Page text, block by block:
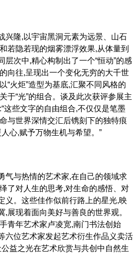
兴隆,以宇宙黑洞元素为远景、山石
若隐若现的烟雾漂浮效果,从体量到
层次中,精心构制出了一个“恒动”的感
向往,呈现出一个变化无穷的大千世
“火炬”造型为基底,汇聚不同风格的
于“光”的组合。谈及此次获评参展主
这些文字的自由组合,不仅仅是笔墨
与世界深情交汇后镌刻下的独特痕
心,赋予万物生机与希望。”
气与热情的艺术家,在自己的领域求
了对人生的思考,对生命的感悟、对
义。这些佳作似前行路上的星光,映
,展现着面向美好与善良的世界观。
青年艺术家卢凌宽,南门书法创始
六位艺术家发起艺术衍生作品义卖活
益之光在艺术欣赏与共创中自然生